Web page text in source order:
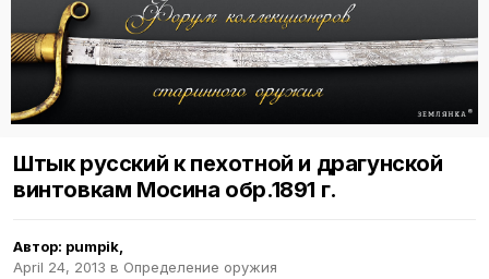
Штык русский к пехотной и драгунской
винтовкам Мосина обр.1891 г.
Автор: pumpik
April 24, 2013 в Определение оружия